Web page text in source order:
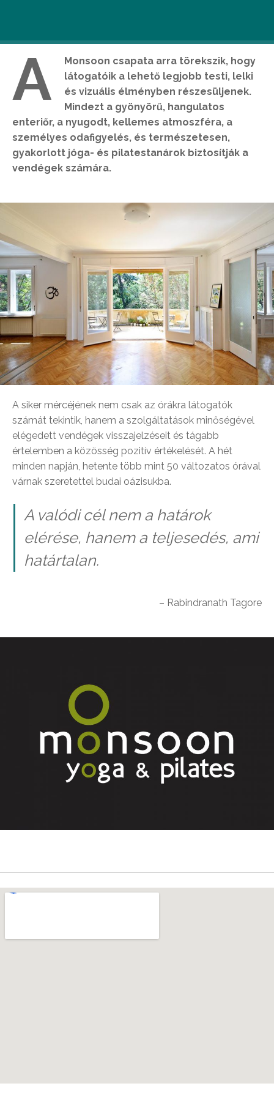
A
Monsoon csapata arra törekszik, hogy
látogatóik a lehető legjobb testi, lelki
és vizuális élményben részesüljenek.
Mindezt a gyönyörű, hangulatos
enteriőr, a nyugodt, kellemes atmoszféra, a
személyes odafigyelés, és természetesen,
gyakorlott jóga- és pilatestanárok biztosítják a
vendégek számára.
A siker mércéjének nem csak az órákra látogatók
számát tekintik, hanem a szolgáltatások minőségével
elégedett vendégek visszajelzéseit és tágabb
értelemben a közösség pozitív értékelését. A hét
minden napján, hetente több mint 50 változatos órával
várnak szeretettel budai oázisukba.
A valódi cél nem a határok
elérése, hanem a teljesedés, ami
határtalan.
– Rabindranath Tagore